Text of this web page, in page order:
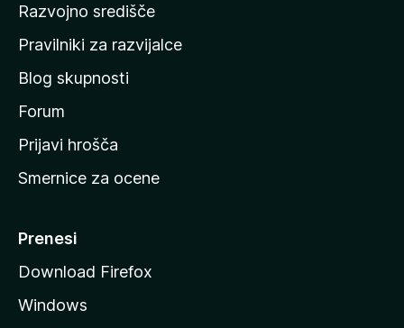
m
a
o
s
t
a
M
z
i
Razvojno središče
Pravilniki za razvijalce
Blog skupnosti
Forum
Prijavi hrošča
Smernice za ocene
Prenesi
Download Firefox
Windows